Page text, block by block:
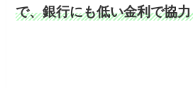
で、銀行にも低い金利で協